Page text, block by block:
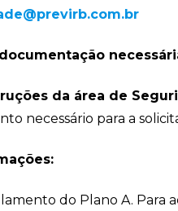
da área de
necessário para a
do Plano A. Para